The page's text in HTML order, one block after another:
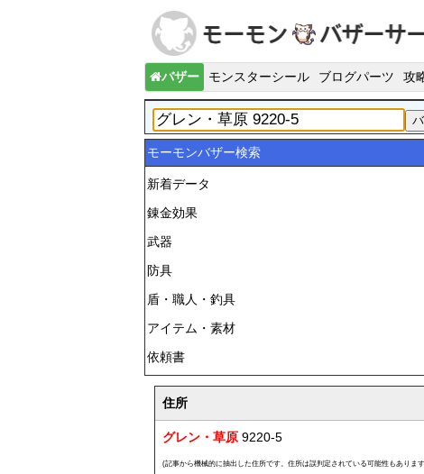
バザー モンスターシール ブログパーツ 攻
モーモンバザー検索
新着データ
錬金効果
武器
防具
盾・職人・釣具
アイテム・素材
依頼書
住所
グレン・草原 9220-5
(記事から機械的に抽出した住所です。住所は誤判定されている可能性もありま